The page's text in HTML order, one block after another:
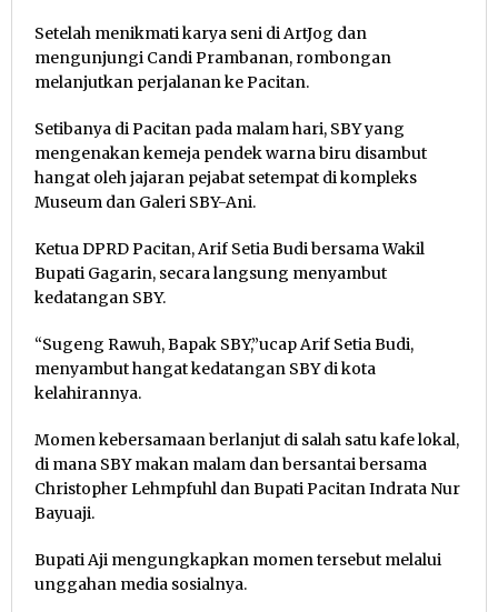
Setelah menikmati karya seni di ArtJog dan
mengunjungi Candi Prambanan, rombongan
melanjutkan perjalanan ke Pacitan.
Setibanya di Pacitan pada malam hari, SBY yang
mengenakan kemeja pendek warna biru disambut
hangat oleh jajaran pejabat setempat di kompleks
Museum dan Galeri SBY-Ani.
Ketua DPRD Pacitan, Arif Setia Budi bersama Wakil
Bupati Gagarin, secara langsung menyambut
kedatangan SBY.
“Sugeng Rawuh, Bapak SBY,”ucap Arif Setia Budi,
menyambut hangat kedatangan SBY di kota
kelahirannya.
Momen kebersamaan berlanjut di salah satu kafe lokal,
di mana SBY makan malam dan bersantai bersama
Christopher Lehmpfuhl dan Bupati Pacitan Indrata Nur
Bayuaji.
Bupati Aji mengungkapkan momen tersebut melalui
unggahan media sosialnya.